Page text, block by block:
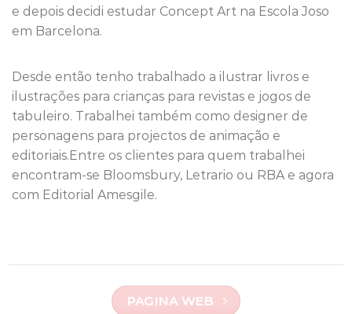
e depois decidi estudar Concept Art na Escola Joso
em Barcelona.
Desde então tenho trabalhado a ilustrar livros e
ilustrações para crianças para revistas e jogos de
tabuleiro. Trabalhei também como designer de
personagens para projectos de animação e
editoriais.Entre os clientes para quem trabalhei
encontram-se Bloomsbury, Letrario ou RBA e agora
com Editorial Amesgile.
PAGINA WEB